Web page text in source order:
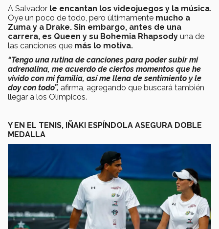
A Salvador le encantan los videojuegos y la música.
Oye un poco de todo, pero últimamente mucho a
Zuma y a Drake. Sin embargo, antes de una
carrera, es Queen y su Bohemia Rhapsody una de
las canciones que más lo motiva.
“Tengo una rutina de canciones para poder subir mi
adrenalina, me acuerdo de ciertos momentos que he
vivido con mi familia, así me llena de sentimiento y le
doy con todo”, afirma, agregando que buscará también
llegar a los Olímpicos.
Y EN EL TENIS, IÑAKI ESPÍNDOLA ASEGURA DOBLE
MEDALLA